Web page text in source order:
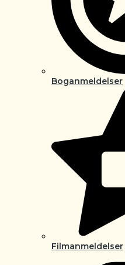
Boganmeldelser
Filmanmeldelser